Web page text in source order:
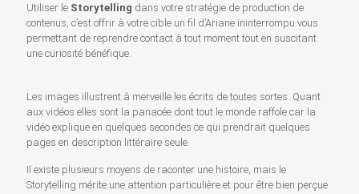
Utiliser le Storytelling dans votre stratégie de production de
contenus, c’est offrir à votre cible un fil d’Ariane ininterrompu vous
permettant de reprendre contact à tout moment tout en suscitant
une curiosité bénéfique.
Les images illustrent à merveille les écrits de toutes sortes. Quant
aux vidéos elles sont la panacée dont tout le monde raffole car la
vidéo explique en quelques secondes ce qui prendrait quelques
pages en description littéraire seule.
Il existe plusieurs moyens de raconter une histoire, mais le
Storytelling mérite une attention particulière et pour être bien perçue